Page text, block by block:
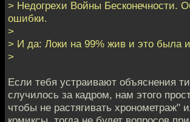
> Недогрехи Войны Бесконечности.
ошибки.
>
> И да: Локи на 99% жив и это была
>
Если тебя устраивают объяснения
случилось за кадром, нам этого
чтобы не растягивать хронометраж"